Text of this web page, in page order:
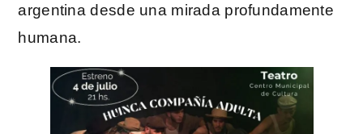
argentina desde una mirada profundamente
humana.